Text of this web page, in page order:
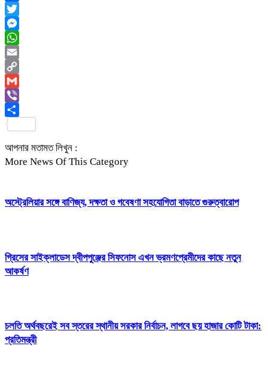
Facebook
Twitter
Messenger
WhatsApp
Email
Copy
Link
Gmail
Viber
আপনার মতামত লিখুন :
More News Of This Category
অস্ট্রেলিয়ার সঙ্গে বাণিজ্য, দক্ষতা ও গবেষণা সহযোগিতা বাড়াতে গুরুত্বারোপ
গ্রিসের সাইক্লাডেস দ্বীপপুঞ্জের সিফনোস এখন ভ্রমণপ্রেমীদের কাছে নতুন
আকর্ষণ
চলতি অর্থবছরেই সব স্তরের স্থানীয় সরকার নির্বাচন, লাগবে ছয় হাজার কোটি টাকা:
প্রতিমন্ত্রী